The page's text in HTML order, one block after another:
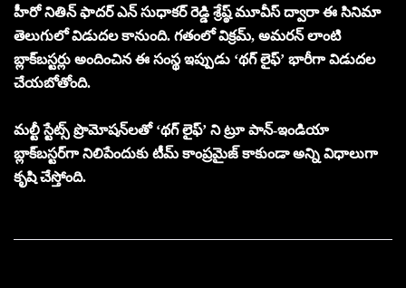
హీరో నితిన్ ఫాదర్ ఎన్ సుధాకర్ రెడ్డి శ్రేష్ఠ్ మూవీస్ ద్వారా ఈ సినిమా
తెలుగులో విడుదల కానుంది. గతంలో విక్రమ్, అమరన్ లాంటి
బ్లాక్‌బస్టర్లు అందించిన ఈ సంస్థ ఇప్పుడు ‘థగ్ లైఫ్’ భారీగా విడుదల
చేయబోతోంది.
మల్టీ స్టేట్స్ ప్రొమోషన్‌లతో ‘థగ్ లైఫ్’ ని ట్రూ పాన్-ఇండియా
బ్లాక్‌బస్టర్‌గా నిలిపేందుకు టీమ్ కాంప్రమైజ్ కాకుండా అన్ని విధాలుగా
కృషి చేస్తోంది.